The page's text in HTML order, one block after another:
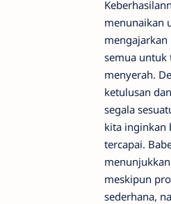
menunaikan
mengajarkan
semua untuk
menyerah.
ketulusan
segala
kita inginkan
tercapai.
meskipun
sederhana,